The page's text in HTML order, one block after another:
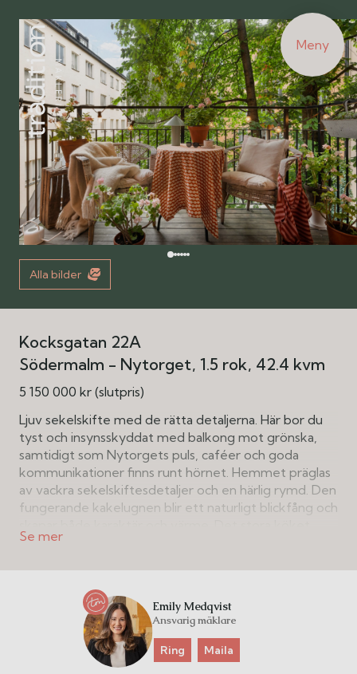
Meny
Alla bilder
Kocksgatan 22A
Södermalm - Nytorget 1.5 rok 42.4 kvm
5 150 000 kr (slutpris)
Ljuv sekelskifte med de rätta detaljerna. Här bor du
tyst och insynsskyddat med balkong mot grönska,
samtidigt som Nytorgets puls, caféer och goda
kommunikationer finns runt hörnet. Hemmet präglas
av vackra sekelskiftesdetaljer och en härlig rymd. Den
fungerande kakelugnen blir ett naturligt blickfång och
erbjuder generösa arbetsytor och en självklar
ett fint badrum i bra storlek.
Planlösningen gör att bostaden upplevs rymlig med
tydliga sociala ytor och en avskild sovdel med snygg
glasvägg. Balkongen vetter mot en grön och rofylld
Emily Medqvist
Ansvarig mäklare
Ring Maila